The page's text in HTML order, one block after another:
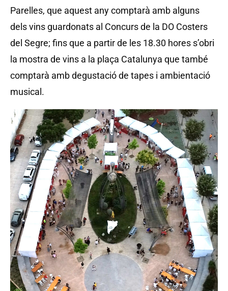
Parelles, que aquest any comptarà amb alguns
dels vins guardonats al Concurs de la DO Costers
del Segre; fins que a partir de les 18.30 hores s’obri
la mostra de vins a la plaça Catalunya que també
comptarà amb degustació de tapes i ambientació
musical.